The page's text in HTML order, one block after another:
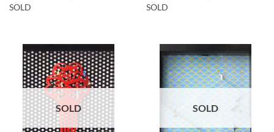
SOLD
SOLD
SOLD SOLD